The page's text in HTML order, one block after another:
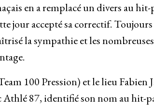
en a remplacé un divers au
jour accepté sa correctif. Toujours
la sympathie et les
100 Pression) et le lieu Fabien
87, identifié son nom au hit-